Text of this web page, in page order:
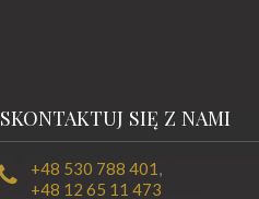
SKONTAKTUJ SIĘ Z NAMI
+48 530 788 401 ,
+48 12 65 11 473